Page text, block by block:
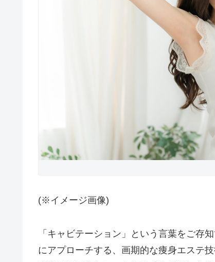
(※イメージ画像)
「キャビテーション」という言葉をご存
にアプローチする、画期的な痩身エステ